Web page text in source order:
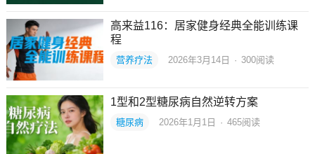
高来益116：居家健身经典全能训练课
程
营养疗法 2026年3月14日 · 300阅读
1型和2型糖尿病自然逆转方案
糖尿病 2026年1月1日 · 465阅读